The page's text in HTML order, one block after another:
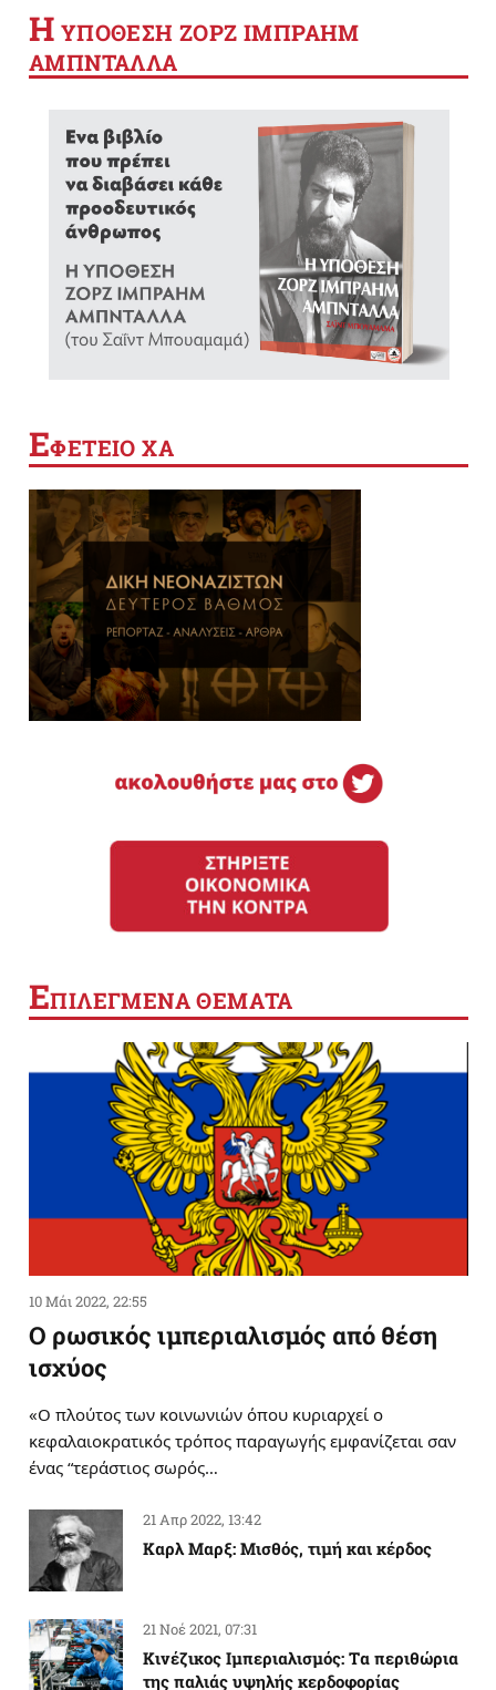
Η YΠΟΘΕΣΗ ΖΟΡΖ ΙΜΠΡΑΗΜ
ΑΜΠΝΤΑΛΛΑ
ΕΦΕΤΕΙΟ ΧΑ
ΕΠΙΛΕΓΜΕΝΑ ΘΕΜΑΤΑ
10 Μάι 2022, 22:55
Ο ρωσικός ιμπεριαλισμός από θέση
ισχύος
«Ο πλούτος των κοινωνιών όπου κυριαρχεί ο
κεφαλαιοκρατικός τρόπος παραγωγής εμφανίζεται σαν
ένας “τεράστιος σωρός…
21 Απρ 2022, 13:42
Καρλ Μαρξ: Μισθός, τιμή και κέρδος
21 Νοέ 2021, 07:31
Κινέζικος Ιμπεριαλισμός: Tα περιθώρια
της παλιάς υψηλής κερδοφορίας